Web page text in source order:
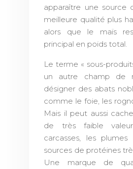
apparaître une source
meilleure qualité plus
alors que le maïs
principal en poids total.
Le terme « sous-
un autre champ de
désigner des abats
comme le foie, les
Mais il peut aussi
de très faible
carcasses, les
sources de protéines
Une marque de